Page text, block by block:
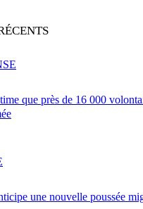
que près de 16 000
une nouvelle poussée